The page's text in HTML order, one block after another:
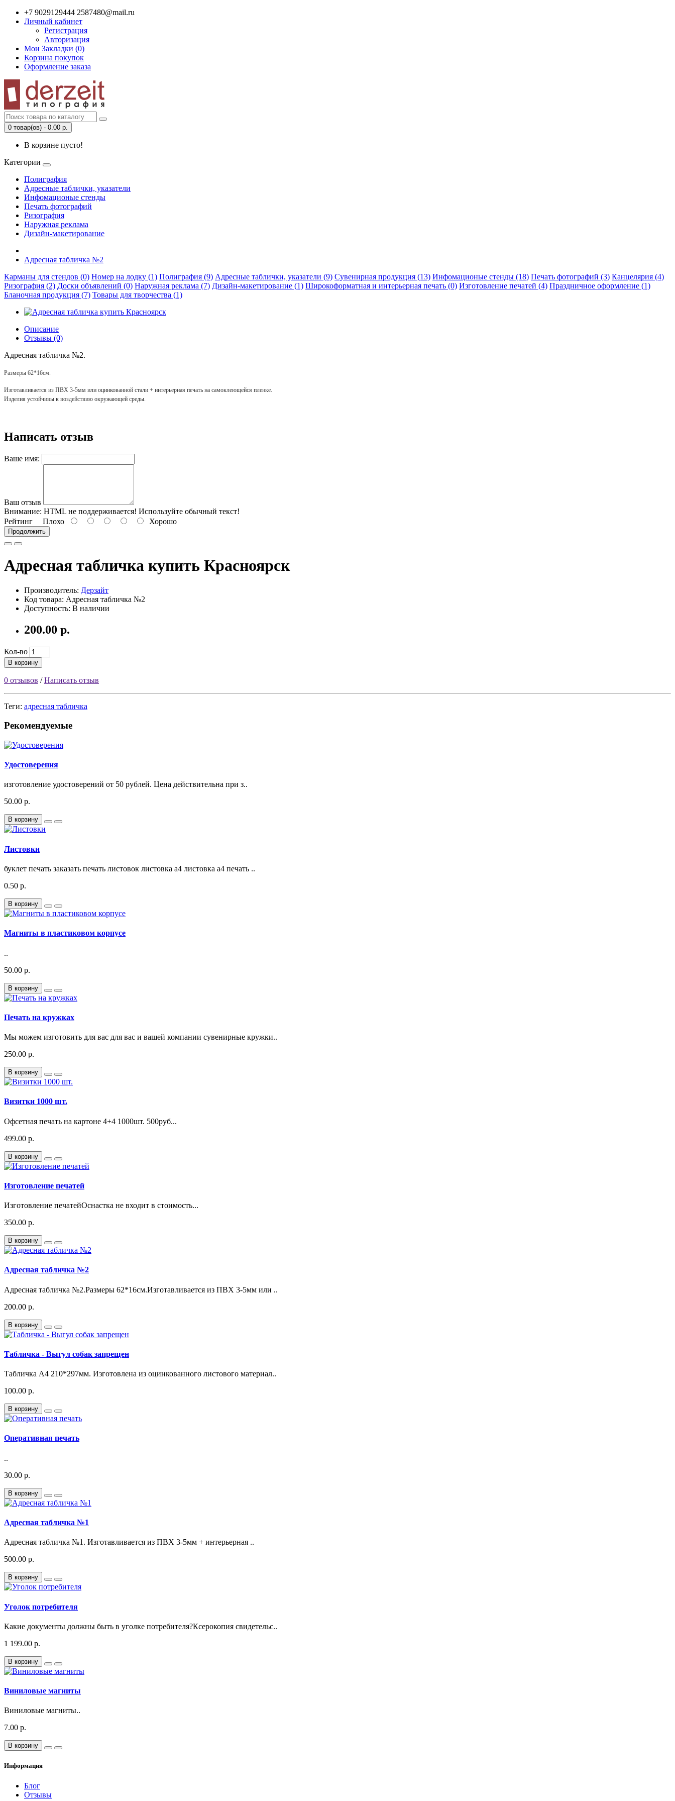
+7 9029129444 2587480@mail.ru
Личный кабинет
Регистрация
Авторизация
Мои Закладки (0)
Корзина покупок
Оформление заказа
0 товар(ов) - 0.00 р.
В корзине пусто!
Категории
Полиграфия
Адресные таблички, указатели
Инфомационые стенды
Печать фотографий
Ризография
Наружная реклама
Дизайн-макетирование
Адресная табличка №2
Карманы для стендов (0) Номер на лодку (1) Полиграфия (9) Адресные таблички, указатели (9) Сувенирная продукция (13) Инфомационые стенды (18) Печать фотографий (3) Канцелярия (4)
Ризография (2) Доски объявлений (0) Наружная реклама (7) Дизайн-макетирование (1) Широкоформатная и интерьерная печать (0) Изготовление печатей (4) Праздничное оформление (1)
Бланочная продукция (7) Товары для творчества (1)
Описание
Отзывы (0)
Адресная табличка №2.
Размеры 62*16см.
Изготавливается из ПВХ 3-5мм или оцинкованной стали + интерьерная печать на самоклеющейся пленке.
Изделия устойчивы к воздействию окружающей среды.
Написать отзыв
Ваше имя:
Ваш отзыв
Внимание: HTML не поддерживается! Используйте обычный текст!
Рейтинг Плохо Хорошо
Продолжить
Адресная табличка купить Красноярск
Производитель: Дерзайт
Код товара: Адресная табличка №2
Доступность: В наличии
200.00 р.
Кол-во
В корзину
0 отзывов /Написать отзыв
Теги: адресная табличка
Рекомендуемые
Удостоверения
изготовление удостоверений от 50 рублей. Цена действительна при з..
50.00 р.
В корзину
Листовки
буклет печать заказать печать листовок листовка а4 листовка а4 печать ..
0.50 р.
В корзину
Магниты в пластиковом корпусе
..
50.00 р.
В корзину
Печать на кружках
Мы можем изготовить для вас для вас и вашей компании сувенирные кружки..
250.00 р.
В корзину
Визитки 1000 шт.
Офсетная печать на картоне 4+4 1000шт. 500руб...
499.00 р.
В корзину
Изготовление печатей
Изготовление печатейОснастка не входит в стоимость...
350.00 р.
В корзину
Адресная табличка №2
Адресная табличка №2.Размеры 62*16см.Изготавливается из ПВХ 3-5мм или ..
200.00 р.
В корзину
Табличка - Выгул собак запрещен
Табличка А4 210*297мм. Изготовлена из оцинкованного листового материал..
100.00 р.
В корзину
Оперативная печать
..
30.00 р.
В корзину
Адресная табличка №1
Адресная табличка №1. Изготавливается из ПВХ 3-5мм + интерьерная ..
500.00 р.
В корзину
Уголок потребителя
Какие документы должны быть в уголке потребителя?Ксерокопия свидетельс..
1 199.00 р.
В корзину
Виниловые магниты
Виниловые магниты..
7.00 р.
В корзину
Информация
Блог
Отзывы